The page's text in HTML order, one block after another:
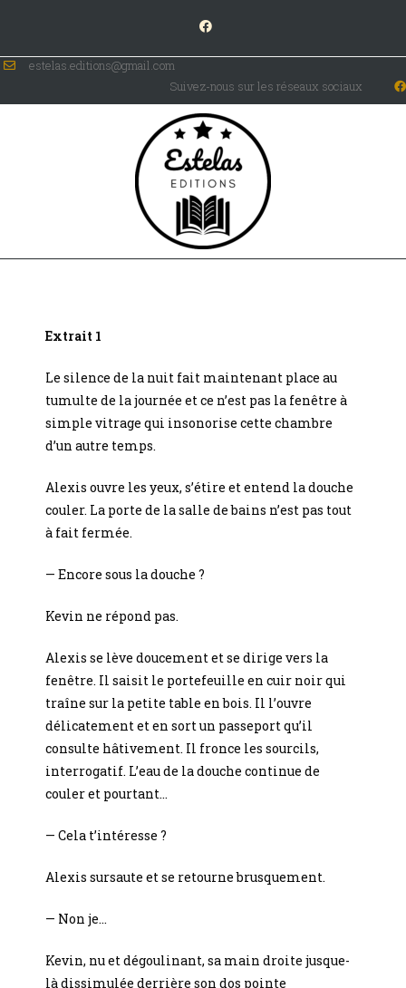
estelas.editions@gmail.com
Suivez-nous sur les réseaux sociaux
Extrait 1
Le silence de la nuit fait maintenant place au
tumulte de la journée et ce n’est pas la fenêtre à
simple vitrage qui insonorise cette chambre
d’un autre temps.
Alexis ouvre les yeux, s’étire et entend la douche
couler. La porte de la salle de bains n’est pas tout
à fait fermée.
— Encore sous la douche ?
Kevin ne répond pas.
Alexis se lève doucement et se dirige vers la
fenêtre. Il saisit le portefeuille en cuir noir qui
traîne sur la petite table en bois. Il l’ouvre
délicatement et en sort un passeport qu’il
consulte hâtivement. Il fronce les sourcils,
interrogatif. L’eau de la douche continue de
couler et pourtant…
— Cela t’intéresse ?
Alexis sursaute et se retourne brusquement.
— Non je…
Kevin, nu et dégoulinant, sa main droite jusque-
là dissimulée derrière son dos pointe